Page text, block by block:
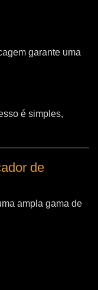
garante uma
é simples,
de
ampla gama de